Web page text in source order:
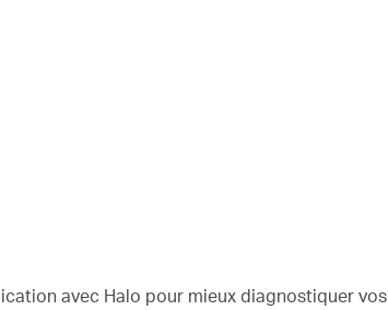
avec Halo pour mieux diagnostiquer vos